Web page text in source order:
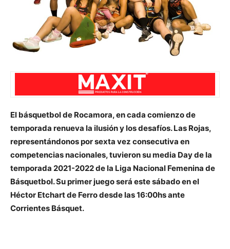
El básquetbol de Rocamora, en cada comienzo de
temporada renueva la ilusión y los desafíos. Las Rojas,
representándonos por sexta vez consecutiva en
competencias nacionales, tuvieron su media Day de la
temporada 2021-2022 de la Liga Nacional Femenina de
Básquetbol. Su primer juego será este sábado en el
Héctor Etchart de Ferro desde las 16:00hs ante
Corrientes Básquet.